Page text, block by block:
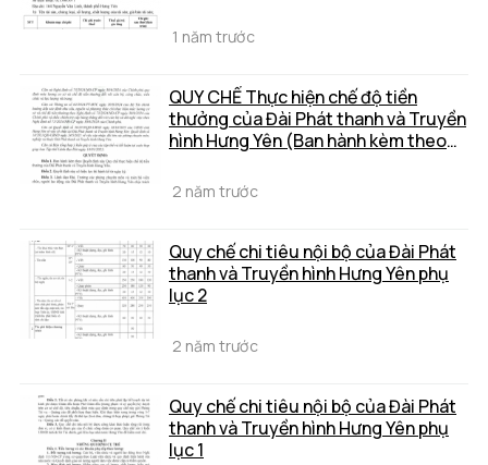
các hạng mục phụ trợ
1 năm trước
QUY CHẾ Thực hiện chế độ tiền
thưởng của Đài Phát thanh và Truyền
hình Hưng Yên (Ban hành kèm theo
tháng 01 năm 2025 của Đài Phát
2 năm trước
Quy chế chi tiêu nội bộ của Đài Phát
thanh và Truyền hình Hưng Yên phụ
lục 2
2 năm trước
Quy chế chi tiêu nội bộ của Đài Phát
thanh và Truyền hình Hưng Yên phụ
lục 1